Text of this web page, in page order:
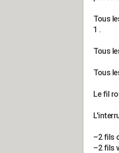
Tous
1 .
Tous
Tous
Le fil
–2 fils
–2 fils